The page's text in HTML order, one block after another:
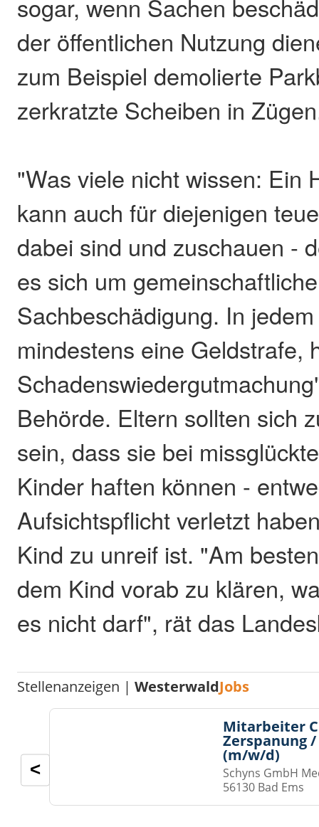
sogar, wenn Sachen
der öffentlichen Nutzung
zum Beispiel demolierte
zerkratzte Scheiben in
"Was viele nicht wissen: Ein
kann auch für diejenigen
dabei sind und zuschauen -
es sich um gemeinschaftliche
Sachbeschädigung. In
mindestens eine Geldstrafe,
Behörde. Eltern sollten sich
sein, dass sie bei
Kinder haften können -
Aufsichtspflicht verletzt
Kind zu unreif ist. "Am
dem Kind vorab zu klären,
es nicht darf", rät das
Stellenanzeigen |WesterwaldJobs
Mitarbeiter
Zerspanung
(m/w/d)
Schyns GmbH
56130 Bad Ems
<